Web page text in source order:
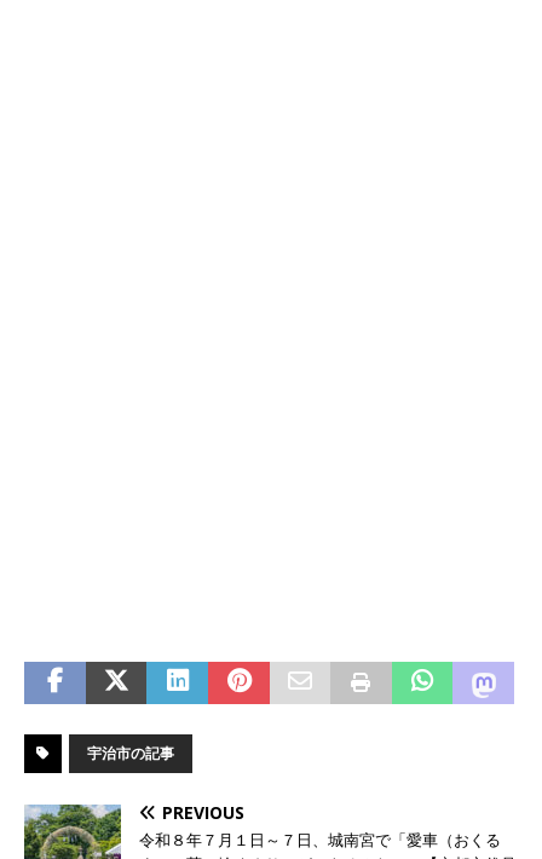
宇治市の記事
PREVIOUS
令和８年７月１日～７日、城南宮で「愛車（おくる